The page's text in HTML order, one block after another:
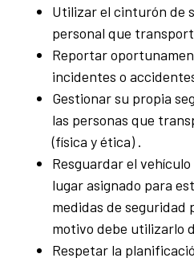
Utilizar el cinturón de
personal que
Reportar
incidentes o
Gestionar su propia
las personas que
(física y ética) .
Resguardar el
lugar asignado para
medidas de
motivo debe utilizarlo
Respetar la